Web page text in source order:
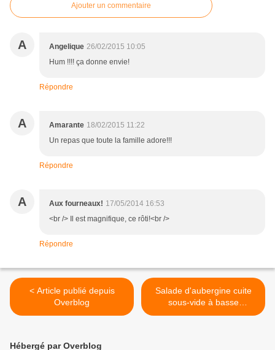
Ajouter un commentaire
A Angelique 26/02/2015 10:05
Hum !!!! ça donne envie!
Répondre
A Amarante 18/02/2015 11:22
Un repas que toute la famille adore!!!
Répondre
A Aux fourneaux! 17/05/2014 16:53
<br /> Il est magnifique, ce rôti!<br />
Répondre
< Article publié depuis
Overblog
Salade d'aubergine cuite
sous-vide à basse
température >
Hébergé par Overblog